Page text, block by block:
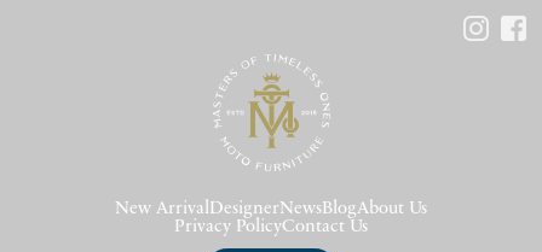
New Arrival DesignerNews BlogAbout Us
Privacy PolicyContact Us